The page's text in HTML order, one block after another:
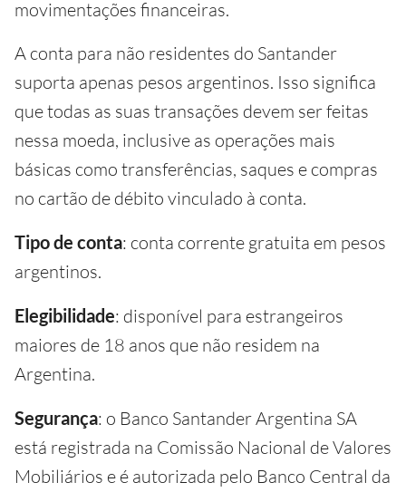
movimentações financeiras.
A conta para não residentes do Santander
suporta apenas pesos argentinos. Isso significa
que todas as suas transações devem ser feitas
nessa moeda, inclusive as operações mais
básicas como transferências, saques e compras
no cartão de débito vinculado à conta.
Tipo de conta: conta corrente gratuita em pesos
argentinos.
Elegibilidade: disponível para estrangeiros
maiores de 18 anos que não residem na
Argentina.
Segurança: o Banco Santander Argentina SA
está registrada na Comissão Nacional de Valores
Mobiliários e é autorizada pelo Banco Central da